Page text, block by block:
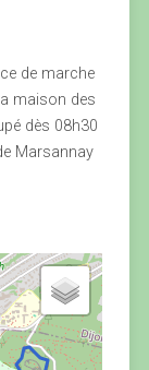
de marche
maison des
dès 08h30
Marsannay